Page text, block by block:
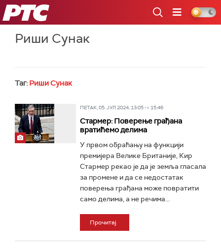
РТС
Риши Сунак
Таг: Риши Сунак
ПЕТАК, 05. ЈУЛ 2024, 13:05 -> 15:46
Стармер: Поверење грађана
вратићемо делима
У првом обраћању на функцији
премијера Велике Британије, Кир
Стармер рекао је да је земља гласала
за промене и да се недостатак
поверења грађана може повратити
само делима, а не речима...
Прочитај